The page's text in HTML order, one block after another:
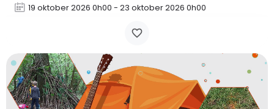
19 oktober 2026 0h00 - 23 oktober 2026 0h00